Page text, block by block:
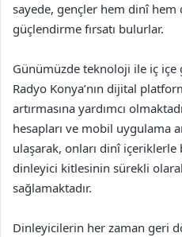
sayede, gençler hem dinî
güçlendirme fırsatı bulurlar.
Günümüzde teknoloji ile iç içe
Radyo Konya’nın dijital
artırmasına yardımcı
hesapları ve mobil uygulama
ulaşarak, onları dinî içeriklerle
dinleyici kitlesinin sürekli
sağlamaktadır.
Dinleyicilerin her zaman geri